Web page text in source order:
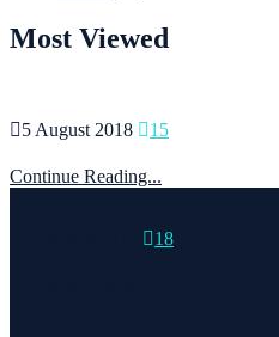
Most Viewed
5 August 2018 15
Continue Reading...
18